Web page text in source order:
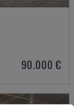
90.000 €